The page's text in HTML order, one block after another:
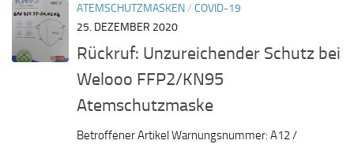
ATEMSCHUTZMASKEN/ COVID-19
25. DEZEMBER 2020
Rückruf: Unzureichender Schutz bei
Welooo FFP2/KN95
Atemschutzmaske
Betroffener Artikel Warnungsnummer: A12 /